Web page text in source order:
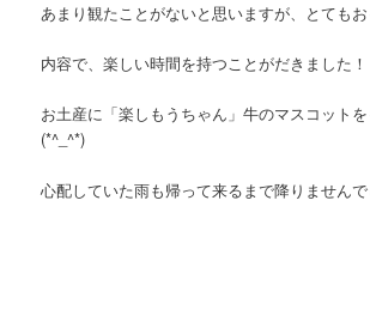
あまり観たことがないと思いますが、とても
内容で、楽しい時間を持つことがだきました！
お土産に「楽しもうちゃん」牛のマスコット
(*^_^*)
心配していた雨も帰って来るまで降りません